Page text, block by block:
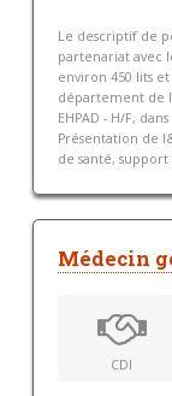
Le descriptif de
partenariat avec
environ 450 lits
département de
EHPAD - H/F,
Présentation de
de santé,
Médecin
CDI